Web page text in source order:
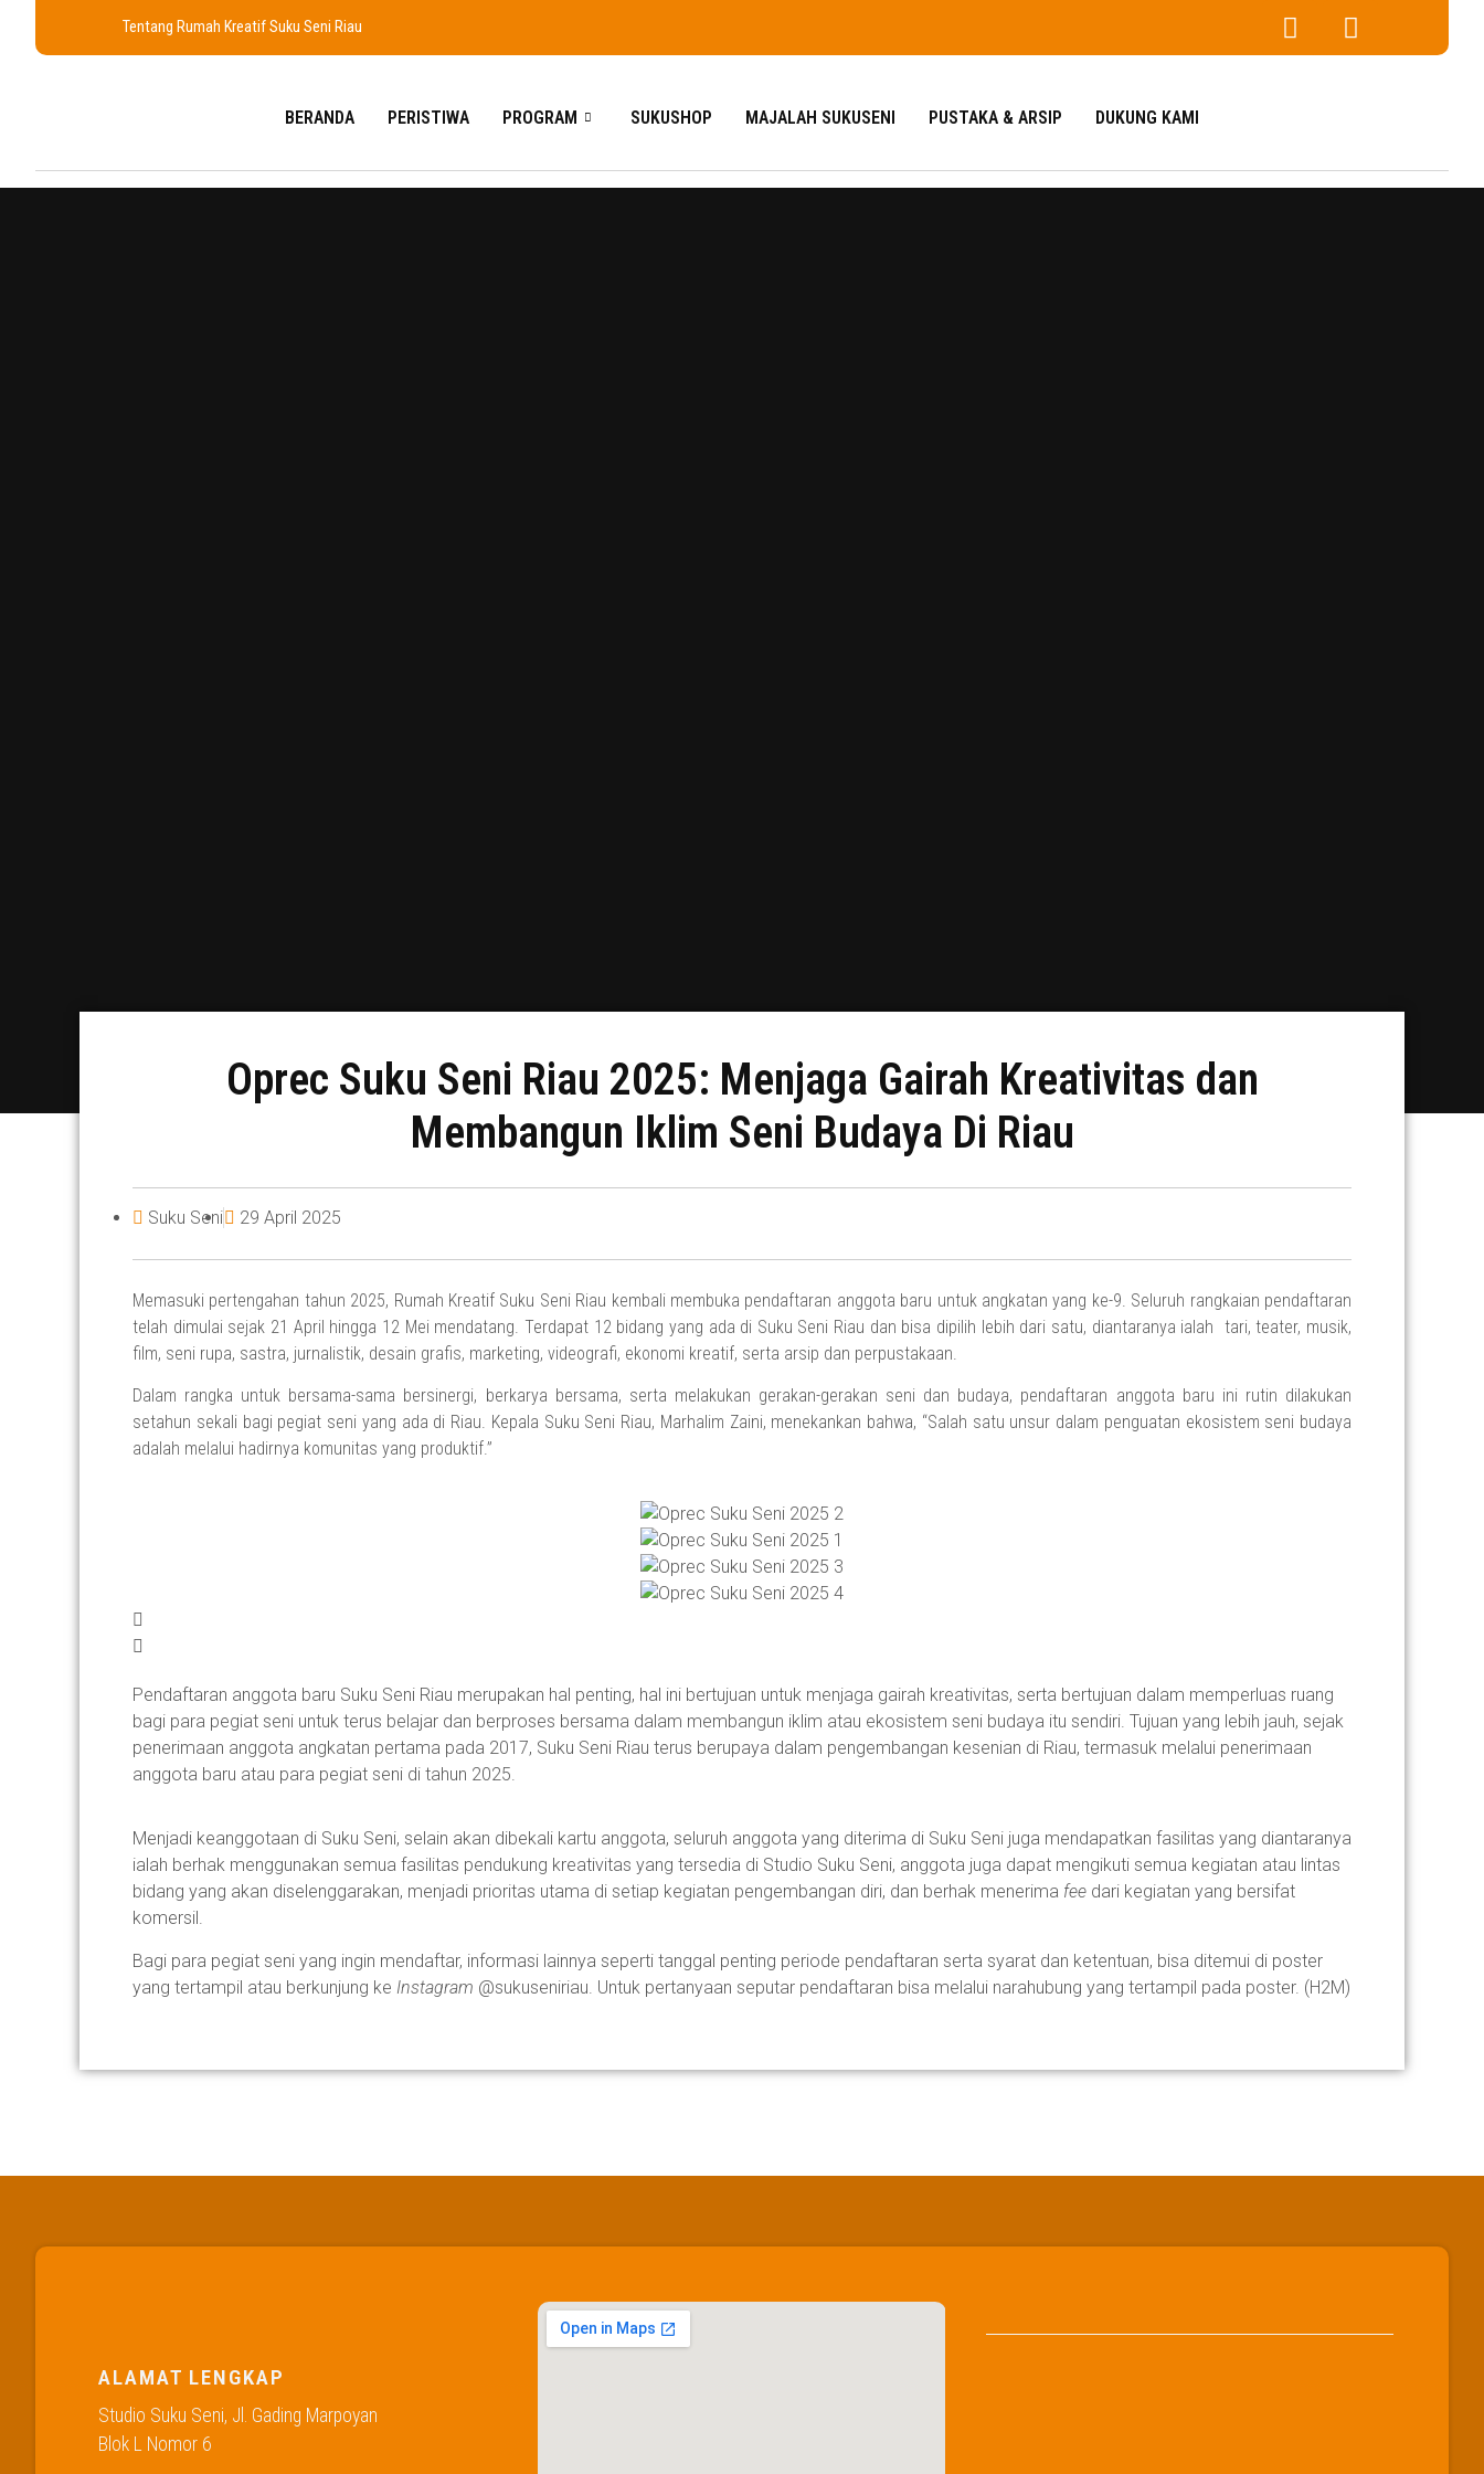
Tentang Rumah Kreatif Suku Seni Riau
BERANDA PERISTIWA PROGRAM SUKUSHOP MAJALAH SUKUSENI PUSTAKA & ARSIP DUKUNG KAMI
Oprec Suku Seni Riau 2025: Menjaga Gairah Kreativitas dan
Membangun Iklim Seni Budaya Di Riau
Suku Seni 29 April 2025
Memasuki pertengahan tahun 2025, Rumah Kreatif Suku Seni Riau kembali membuka pendaftaran anggota baru untuk angkatan yang ke-9. Seluruh rangkaian pendaftaran
telah dimulai sejak 21 April hingga 12 Mei mendatang. Terdapat 12 bidang yang ada di Suku Seni Riau dan bisa dipilih lebih dari satu, diantaranya ialah tari, teater, musik,
film, seni rupa, sastra, jurnalistik, desain grafis, marketing, videografi, ekonomi kreatif, serta arsip dan perpustakaan.
Dalam rangka untuk bersama-sama bersinergi, berkarya bersama, serta melakukan gerakan-gerakan seni dan budaya, pendaftaran anggota baru ini rutin dilakukan
setahun sekali bagi pegiat seni yang ada di Riau. Kepala Suku Seni Riau, Marhalim Zaini, menekankan bahwa, “Salah satu unsur dalam penguatan ekosistem seni budaya
adalah melalui hadirnya komunitas yang produktif.”
Pendaftaran anggota baru Suku Seni Riau merupakan hal penting, hal ini bertujuan untuk menjaga gairah kreativitas, serta bertujuan dalam memperluas ruang
bagi para pegiat seni untuk terus belajar dan berproses bersama dalam membangun iklim atau ekosistem seni budaya itu sendiri. Tujuan yang lebih jauh, sejak
penerimaan anggota angkatan pertama pada 2017, Suku Seni Riau terus berupaya dalam pengembangan kesenian di Riau, termasuk melalui penerimaan
anggota baru atau para pegiat seni di tahun 2025.
Menjadi keanggotaan di Suku Seni, selain akan dibekali kartu anggota, seluruh anggota yang diterima di Suku Seni juga mendapatkan fasilitas yang diantaranya
ialah berhak menggunakan semua fasilitas pendukung kreativitas yang tersedia di Studio Suku Seni, anggota juga dapat mengikuti semua kegiatan atau lintas
bidang yang akan diselenggarakan, menjadi prioritas utama di setiap kegiatan pengembangan diri, dan berhak menerima fee dari kegiatan yang bersifat
komersil.
Bagi para pegiat seni yang ingin mendaftar, informasi lainnya seperti tanggal penting periode pendaftaran serta syarat dan ketentuan, bisa ditemui di poster
yang tertampil atau berkunjung ke Instagram @sukuseniriau. Untuk pertanyaan seputar pendaftaran bisa melalui narahubung yang tertampil pada poster. (H2M)
ALAMAT LENGKAP
Studio Suku Seni, Jl. Gading Marpoyan
Blok L Nomor 6